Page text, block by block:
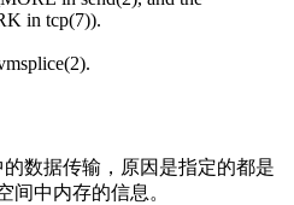
in tcp(7)).
数据传输，原因是指定的都是
间中内存的信息。